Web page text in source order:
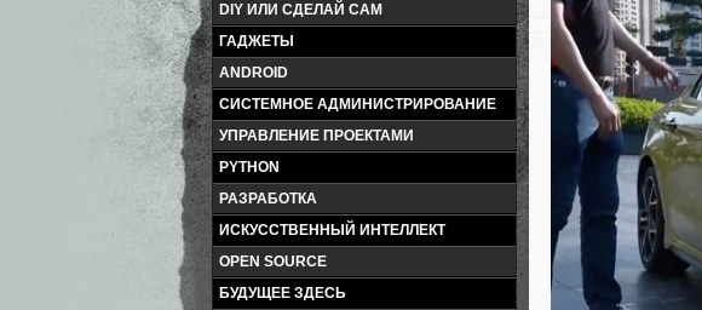
DIY ИЛИ СДЕЛАЙ САМ
ГАДЖЕТЫ
ANDROID
СИСТЕМНОЕ АДМИНИСТРИРОВАНИЕ
УПРАВЛЕНИЕ ПРОЕКТАМИ
PYTHON
РАЗРАБОТКА
ИСКУССТВЕННЫЙ ИНТЕЛЛЕКТ
OPEN SOURCE
БУДУЩЕЕ ЗДЕСЬ